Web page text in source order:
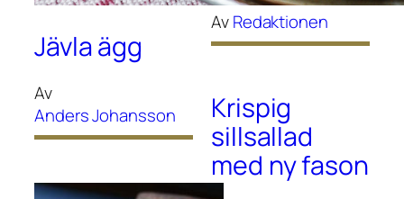
Jävla ägg
Av
Anders Johansson
AvRedaktionen
Krispig
sillsallad
med ny fason